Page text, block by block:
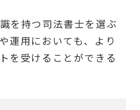
を持つ司法書士を選ぶ
運用においても、より
を受けることができる